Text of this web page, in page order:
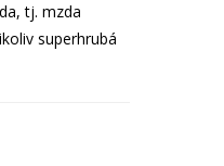
tj. mzda
superhrubá